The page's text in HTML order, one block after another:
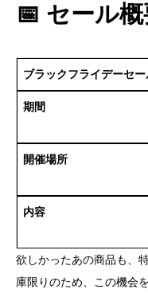
📅 セール
ブラックフライデーセー
期間
開催場所
内容
欲しかったあの商品も、
庫限りのため、この機会